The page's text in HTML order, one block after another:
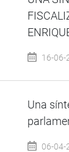
16-06-
Una
06-04-